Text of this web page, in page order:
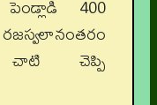
400
చాటి చెప్పి